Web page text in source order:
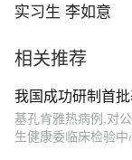
实习生 李如意
相关推荐
我国成功研制首
基孔肯雅热病例,对
生健康委临床检验